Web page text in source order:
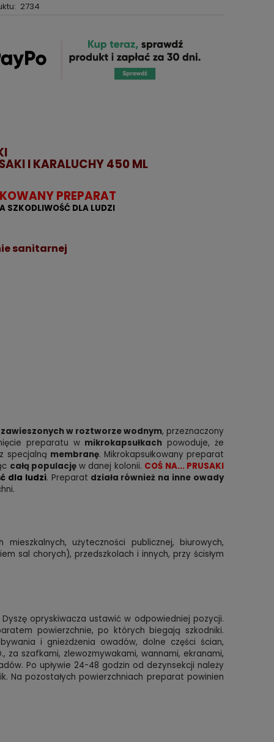
2734
I KARALUCHY 450 ML
PREPARAT
SZKODLIWOŚĆ DLA LUDZI
sanitarnej
w roztworze wodnym, przeznaczony
preparatu w mikrokapsułkach powoduje, że
specjalną membranę. Mikrokapsułkowany preparat
całą populację w danej kolonii. COŚ NA... PRUSAKI
dla ludzi. Preparat działa również na inne owady
użyteczności publicznej, biurowych,
sal chorych), przedszkolach i innych, przy ścisłym
Dyszę opryskiwacza ustawić w odpowiedniej pozycji.
powierzchnie, po których biegają szkodniki.
i gnieżdżenia owadów, dolne części ścian,
za szafkami, zlewozmywakami, wannami, ekranami,
Po upływie 24-48 godzin od dezynsekcji należy
Na pozostałych powierzchniach preparat powinien